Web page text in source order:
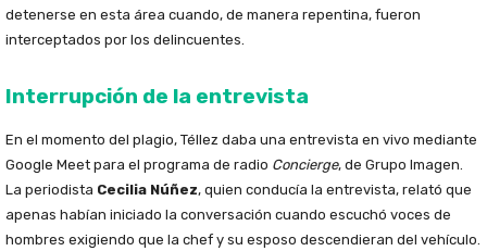
detenerse en esta área cuando, de manera repentina, fueron
interceptados por los delincuentes.
Interrupción de la entrevista
En el momento del plagio, Téllez daba una entrevista en vivo mediante
Google Meet para el programa de radio Concierge, de Grupo Imagen.
La periodista Cecilia Núñez, quien conducía la entrevista, relató que
apenas habían iniciado la conversación cuando escuchó voces de
hombres exigiendo que la chef y su esposo descendieran del vehículo.